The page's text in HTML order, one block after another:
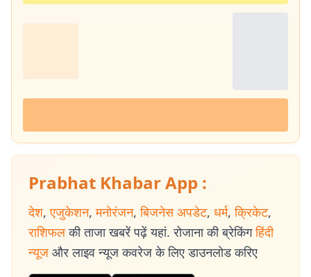
Prabhat Khabar App :
देश, एजुकेशन, मनोरंजन, बिजनेस अपडेट, धर्म, क्रिकेट,
राशिफल की ताजा खबरें पढ़ें यहां. रोजाना की ब्रेकिंग हिंदी
न्यूज और लाइव न्यूज कवरेज के लिए डाउनलोड करिए